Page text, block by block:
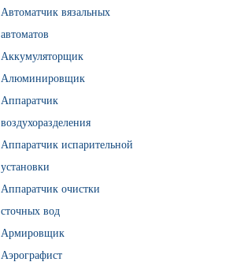
Автоматчик вязальных
автоматов
Аккумуляторщик
Алюминировщик
Аппаратчик
воздухоразделения
Аппаратчик испарительной
установки
Аппаратчик очистки
сточных вод
Армировщик
Аэрографист